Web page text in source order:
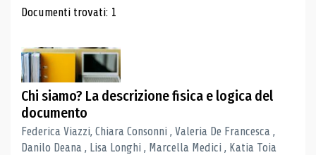
Risultati di ricerca
Documenti trovati: 1
Chi siamo? La descrizione fisica e logica del
documento
Federica Viazzi, Chiara Consonni , Valeria De Francesca ,
Danilo Deana , Lisa Longhi , Marcella Medici , Katia Toia